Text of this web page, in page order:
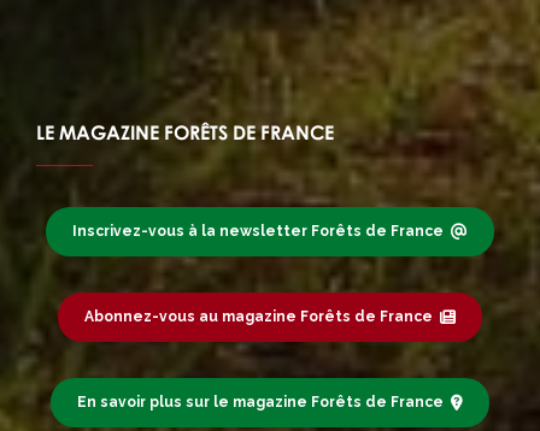
LE MAGAZINE FORÊTS DE FRANCE
Inscrivez-vous à la newsletter Forêts de France
Abonnez-vous au magazine Forêts de France
En savoir plus sur le magazine Forêts de France